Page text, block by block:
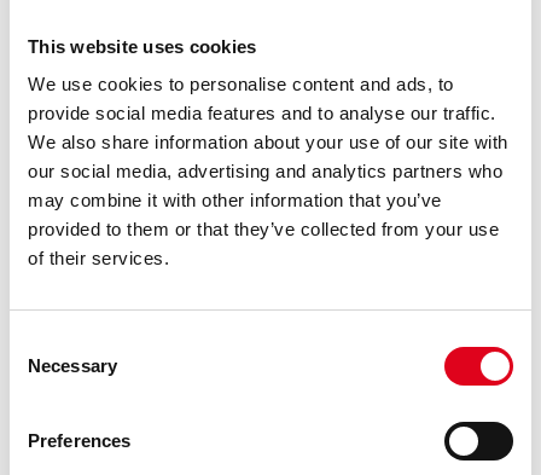
This website uses cookies
We use cookies to personalise content and ads, to
provide social media features and to analyse our traffic.
We also share information about your use of our site with
our social media, advertising and analytics partners who
may combine it with other information that you’ve
provided to them or that they’ve collected from your use
of their services.
Selection
Necessary
Preferences
03.06.2025
VISITA L’EXPOSICIÓ «SUMARI ASTRAL» A
Variacions Astrals és una visita autònoma a l’exposició
de l’Escola Parc del Guinardó. En ella hi trobareu exercicis
poètics per desplaçar la mirada i el cos, així com un ......